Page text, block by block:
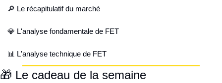
🔎 Le récapitulatif du marché
💎 L'analyse fondamentale de FET
📊 L'analyse technique de FET
🎁 Le cadeau de la semaine